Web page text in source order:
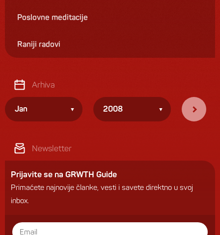
Poslovne meditacije
Raniji radovi
Arhiva
Jan 2008
Newsletter
Prijavite se na GRWTH Guide
Primaćete najnovije članke, vesti i savete direktno u svoj
inbox.